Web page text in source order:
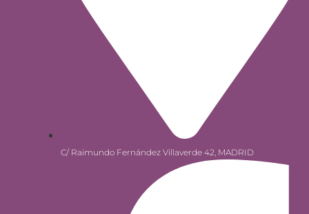
C/ Raimundo Fernández Villaverde 42, MADRID